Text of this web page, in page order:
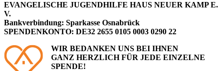
EVANGELISCHE JUGENDHILFE HAUS NEUER KAMP E.
V.
Bankverbindung: Sparkasse Osnabrück
SPENDENKONTO: DE32 2655 0105 0003 0290 22
WIR BEDANKEN UNS BEI IHNEN
GANZ HERZLICH FÜR JEDE EINZELNE
SPENDE!